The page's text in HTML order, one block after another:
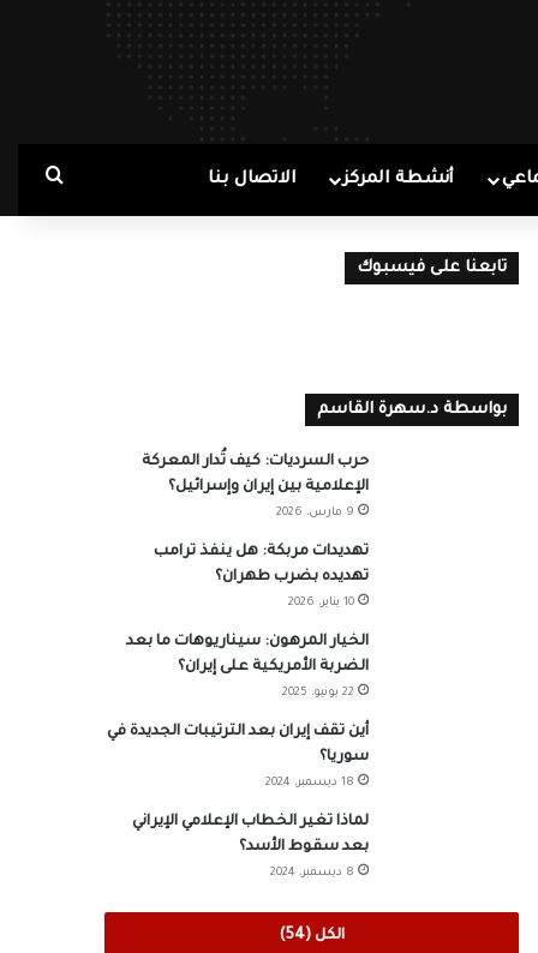
أنشطة المركز الاتصال بنا بحث
تابعنا على فيسبوك
بواسطة د.سهرة القاسم
حرب السرديات: كيف تُدار المعركة
الإعلامية بين إيران وإسرائيل؟
9 مارس، 2026
تهديدات مربكة: هل ينفذ ترامب
تهديده بضرب طهران؟
10 يناير، 2026
الخيار المرهون: سيناريوهات ما بعد
الضربة الأمريكية على إيران؟
22 يونيو، 2025
أين تقف إيران بعد الترتيبات الجديدة في
سوريا؟
18 ديسمبر، 2024
لماذا تغير الخطاب الإعلامي الإيراني
بعد سقوط الأسد؟
8 ديسمبر، 2024
الكل (54)